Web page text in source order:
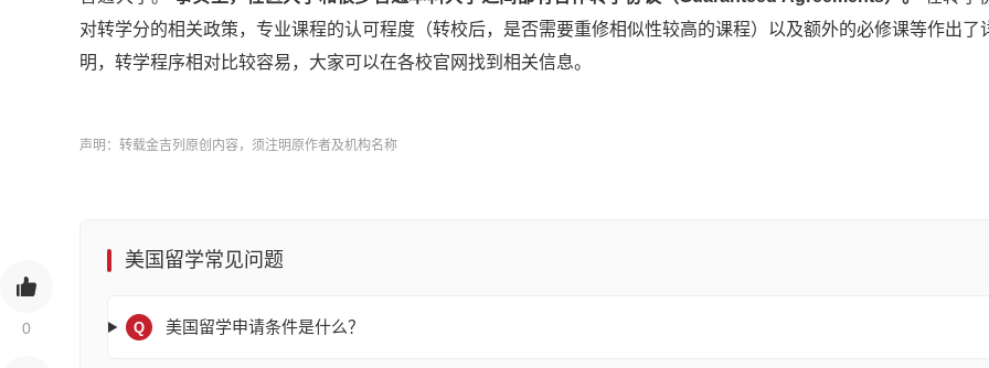
0
对转学分的相关政策，专业课程的认可程度（转校后，是否需要重修相似性较高的课程）以及额外的必修课等作出了
明，转学程序相对比较容易，大家可以在各校官网找到相关信息。
声明：转载金吉列原创内容，须注明原作者及机构名称
美国留学常见问题
Q 美国留学申请条件是什么？